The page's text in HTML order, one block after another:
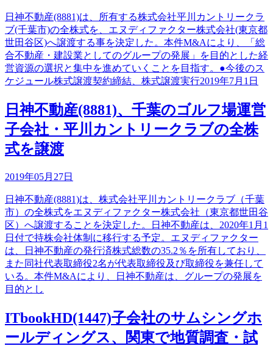
日神不動産(8881)は、所有する株式会社平川カントリークラ
ブ(千葉市)の全株式を、エヌディファクター株式会社(東京都
世田谷区)へ譲渡する事を決定した。本件M&Aにより、「総
合不動産・建設業としてのグループの発展」を目的とした経
営資源の選択と集中を進めていくことを目指す。●今後のス
ケジュール株式譲渡契約締結、株式譲渡実行2019年7月1日
日神不動産(8881)、千葉のゴルフ場運営
子会社・平川カントリークラブの全株
式を譲渡
2019年05月27日
日神不動産(8881)は、株式会社平川カントリークラブ（千葉
市）の全株式をエヌディファクター株式会社（東京都世田谷
区）へ譲渡することを決定した。日神不動産は、2020年1月1
日付で持株会社体制に移行する予定。エヌディファクター
は、日神不動産の発行済株式総数の35.2％を所有しており、
また同社代表取締役2名が代表取締役及び取締役を兼任して
いる。本件M&Aにより、日神不動産は、グループの発展を
目的とし
ITbookHD(1447)子会社のサムシングホ
ールディングス、関東で地質調査・試